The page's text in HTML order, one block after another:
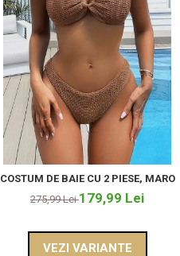
COSTUM DE BAIE CU 2 PIESE, MARO
275,99 Lei179,99 Lei
VEZI VARIANTE